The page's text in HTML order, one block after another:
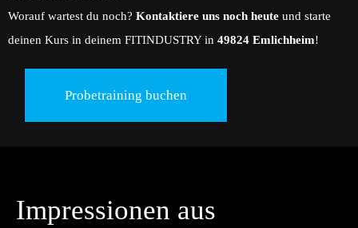
Worauf wartest du noch? Kontaktiere uns noch heute und starte
deinen Kurs in deinem FITINDUSTRY in 49824 Emlichheim!
Probetraining buchen
Impressionen aus